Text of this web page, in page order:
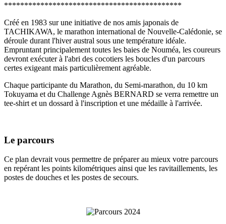
********************************************
Créé en 1983 sur une initiative de nos amis japonais de
TACHIKAWA, le marathon international de Nouvelle-Calédonie, se
déroule durant l'hiver austral sous une température idéale.
Empruntant principalement toutes les baies de Nouméa, les coureurs
devront exécuter à l'abri des cocotiers les boucles d'un parcours
certes exigeant mais particulièrement agréable.
Chaque participante du Marathon, du Semi-marathon, du 10 km
Tokuyama et du Challenge Agnès BERNARD se verra remettre un
tee-shirt et un dossard à l'inscription et une médaille à l'arrivée.
Le parcours
Ce plan devrait vous permettre de préparer au mieux votre parcours
en repérant les points kilométriques ainsi que les ravitaillements, les
postes de douches et les postes de secours.